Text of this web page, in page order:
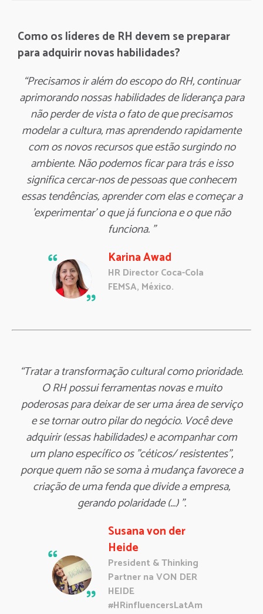
Como os líderes de RH devem se preparar
para adquirir novas habilidades?
“Precisamos ir além do escopo do RH, continuar
aprimorando nossas habilidades de liderança para
não perder de vista o fato de que precisamos
modelar a cultura, mas aprendendo rapidamente
com os novos recursos que estão surgindo no
ambiente. Não podemos ficar para trás e isso
significa cercar-nos de pessoas que conhecem
essas tendências, aprender com elas e começar a
'experimentar' o que já funciona e o que não
funciona. ”
Karina Awad
HR Director Coca-Cola
FEMSA, México.
“Tratar a transformação cultural como prioridade.
O RH possui ferramentas novas e muito
poderosas para deixar de ser uma área de serviço
e se tornar outro pilar do negócio. Você deve
adquirir (essas habilidades) e acompanhar com
um plano específico os "céticos/ resistentes",
porque quem não se soma à mudança favorece a
criação de uma fenda que divide a empresa,
gerando polaridade (...) ".
Susana von der
Heide
President & Thinking
Partner na VON DER
HEIDE
#HRinfluencersLatAm